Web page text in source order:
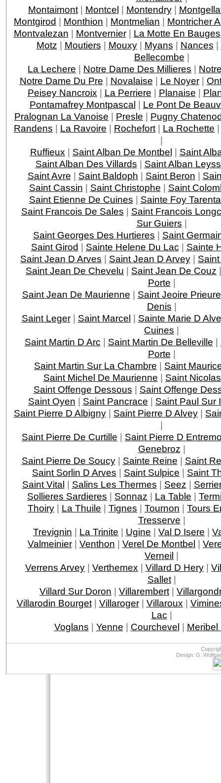
Montaimont| Montcel | Montendry|
Montgirod | Monthion | Montmelian | Montricher
Montvalezan | Montvernier| La Motte En Bauges
Motz | Moutiers | Mouxy| Myans | Nances |
Bellecombe |
La Lechere | Notre Dame Des Millieres |
Notre Dame Du Pre | Novalaise | Le Noyer|
Peisey Nancroix | La Perriere | Planaise |
Pontamafrey Montpascal | Le Pont De
Pralognan La Vanoise | Presle | Pugny
Randens | La Ravoire | Rochefort | La Rochette
|
Ruffieux | Saint Alban De Montbel | Saint
Saint Alban Des Villards | Saint Alban
Saint Avre | Saint Baldoph | Saint Beron |
Saint Cassin | Saint Christophe | Saint
Saint Etienne De Cuines | Sainte Foy
Saint Francois De Sales | Saint Francois
Sur Guiers |
Saint Georges Des Hurtieres | Saint
Saint Girod | Sainte Helene Du Lac | Sainte
Saint Jean D Arves | Saint Jean D Arvey |
Saint Jean De Chevelu | Saint Jean De Couz
Porte |
Saint Jean De Maurienne | Saint Jeoire Prieure
Denis |
Saint Leger| Saint Marcel | Sainte Marie D
Cuines |
Saint Martin D Arc | Saint Martin De Belleville |
Porte |
Saint Martin Sur La Chambre | Saint
Saint Michel De Maurienne | Saint
Saint Offenge Dessous | Saint Offenge
Saint Oyen | Saint Pancrace | Saint Paul Sur
Saint Pierre D Albigny | Saint Pierre D Alvey |
|
Saint Pierre De Curtille | Saint Pierre D
Genebroz |
Saint Pierre De Soucy| Sainte Reine | Saint
Saint Sorlin D Arves | Saint Sulpice | Saint
Saint Vital | Salins Les Thermes | Seez |
Sollieres Sardieres | Sonnaz | La Table |
Thoiry | La Thuile | Tignes | Tournon | Tours
Tresserve |
Trevignin | La Trinite | Ugine | Val D Isere |
Valmeinier | Venthon | Verel De Montbel |
Verneil |
Verrens Arvey | Verthemex | Villard D Hery |
Sallet|
Villard Sur Doron | Villarembert |
Villarodin Bourget| Villaroger| Villaroux |
Lac |
Voglans | Yenne | Courchevel | Meribel
Design: G.